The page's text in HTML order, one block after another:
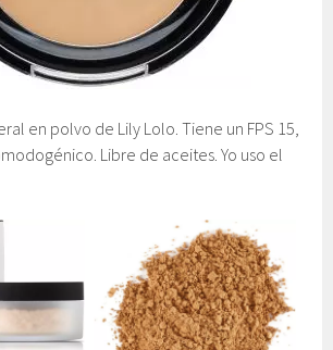
en polvo de Lily Lolo. Tiene un FPS 15,
Libre de aceites. Yo uso el